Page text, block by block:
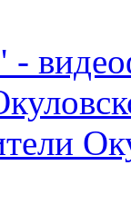
-